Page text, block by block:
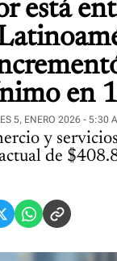
está
en
5, ENERO 2026 - 5:30
y
de